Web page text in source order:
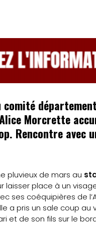
Morcrette
Rencontre avec
pluvieux de mars au
place à un
ses coéquipières de
a pris un sale coup au
et de son fils sur le